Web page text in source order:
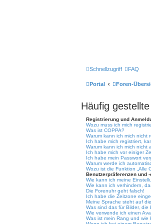
Schnellzugriff FAQ
Portal Foren-
Häufig
Registrierung und
Wozu muss ich mich
Was ist COPPA?
Warum kann ich mich nicht
Ich habe mich registriert,
Warum kann ich mich nicht
Ich habe mich vor einiger
Ich habe mein Passwort
Warum werde ich
Wozu ist die Funktion „Alle
Benutzerpräferenzen und
Wie kann ich meine
Wie kann ich verhindern,
Die Forenuhr geht falsch!
Ich habe die Zeitzone
Meine Sprache steht auf
Was sind das für Bilder,
Wie verwende ich einen
Was ist mein Rang und wie